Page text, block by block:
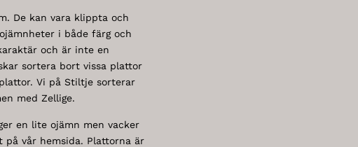
De kan vara klippta och
i både färg och
och är inte en
sortera bort vissa plattor
Vi på Stiltje sorterar
med Zellige.
en lite ojämn men vacker
vår hemsida. Plattorna är